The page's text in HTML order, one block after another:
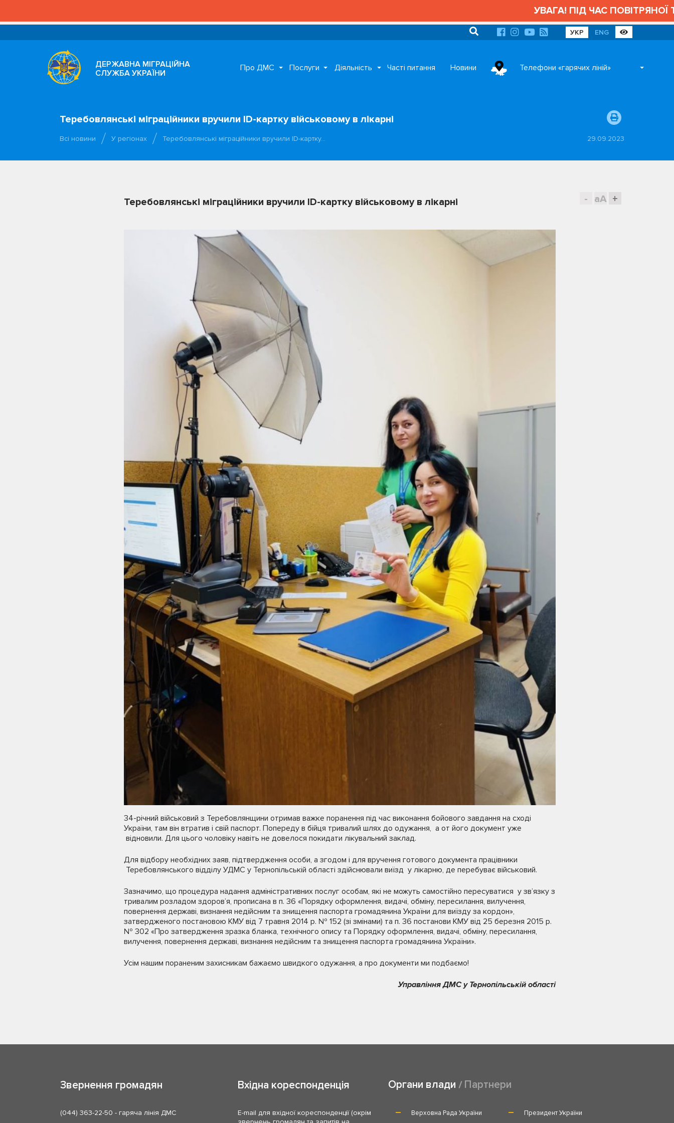
УВАГА! ПІД ЧАС ПОВІТРЯНОЇ
УКР ENG
ДЕРЖАВНА МІГРАЦІЙНА
СЛУЖБА УКРАЇНИ
Про ДМС Послуги Діяльність Часті питання Новини Телефони «гарячих ліній»
Теребовлянські міграційники вручили ID-картку військовому в лікарні
Всі новини У регіонах Теребовлянські міграційники вручили ID-картку… 29.09.2023
- aA +
Теребовлянські міграційники вручили ID-картку військовому в лікарні
34-річний військовий з Теребовлянщини отримав важке поранення під час виконання бойового завдання на сході
України, там він втратив і свій паспорт. Попереду в бійця тривалий шлях до одужання, а от його документ уже
відновили. Для цього чоловіку навіть не довелося покидати лікувальний заклад.
Для відбору необхідних заяв, підтвердження особи, а згодом і для вручення готового документа працівники
Теребовлянського відділу УДМС у Тернопільській області здійснювали виїзд у лікарню, де перебуває військовий.
Зазначимо, що процедура надання адміністративних послуг особам, які не можуть самостійно пересуватися у зв’язку з
тривалим розладом здоров’я, прописана в п. 36 «Порядку оформлення, видачі, обміну, пересилання, вилучення,
повернення державі, визнання недійсним та знищення паспорта громадянина України для виїзду за кордон»,
затвердженого постановою КМУ від 7 травня 2014 р. № 152 (зі змінами) та п. 36 постанови КМУ від 25 березня 2015 р.
№ 302 «Про затвердження зразка бланка, технічного опису та Порядку оформлення, видачі, обміну, пересилання,
вилучення, повернення державі, визнання недійсним та знищення паспорта громадянина України».
Усім нашим пораненим захисникам бажаємо швидкого одужання, а про документи ми подбаємо!
Управління ДМС у Тернопільській області
Звернення громадян
(044) 363-22-50 - гаряча лінія ДМС
Вхідна кореспонденція
E-mail для вхідної кореспонденції (окрім
Органи влади Партнери
Верховна Рада України Президент України